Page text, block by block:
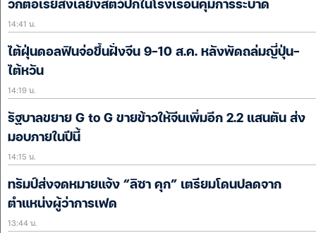
วิกตอเรียสั่งเลี้ยงสัตว์ปีกในโรงเรือนคุมการระบาด
14:41 น.
ไต้ฝุ่นดอลฟินจ่อขึ้นฝั่งจีน 9-10 ส.ค. หลังพัดถล่มญี่ปุ่น-
ไต้หวัน
14:19 น.
รัฐบาลขยาย G to G ขายข้าวให้จีนเพิ่มอีก 2.2 แสนตัน ส่ง
มอบภายในปีนี้
14:15 น.
ทรัมป์ส่งจดหมายแจ้ง “ลิซา คุก” เตรียมโดนปลดจาก
ตำแหน่งผู้ว่าการเฟด
13:44 น.